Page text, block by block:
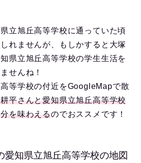
立旭丘高等学校に通っていた頃
れませんが、もしかすると大塚
県立旭丘高等学校の学生生活を
せんね！
等学校の付近をGoogleMapで散
平さんと愛知県立旭丘高等学校
を味わえるのでおススメです！
愛知県立旭丘高等学校の地図